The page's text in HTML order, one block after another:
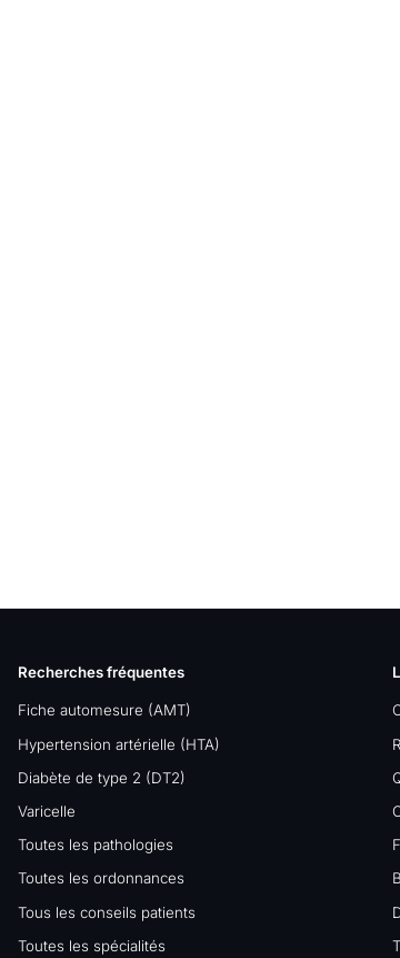
Recherches fréquentes
Fiche automesure (AMT)
Hypertension artérielle (HTA)
Diabète de type 2 (DT2)
Varicelle
Toutes les pathologies
Toutes les ordonnances
Tous les conseils patients
Toutes les spécialités